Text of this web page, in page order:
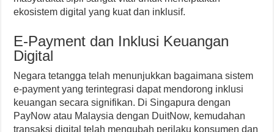
ekosistem digital yang kuat dan inklusif.
E-Payment dan Inklusi Keuangan
Digital
Negara tetangga telah menunjukkan bagaimana sistem
e-payment yang terintegrasi dapat mendorong inklusi
keuangan secara signifikan. Di Singapura dengan
PayNow atau Malaysia dengan DuitNow, kemudahan
transaksi digital telah mengubah perilaku konsumen dan